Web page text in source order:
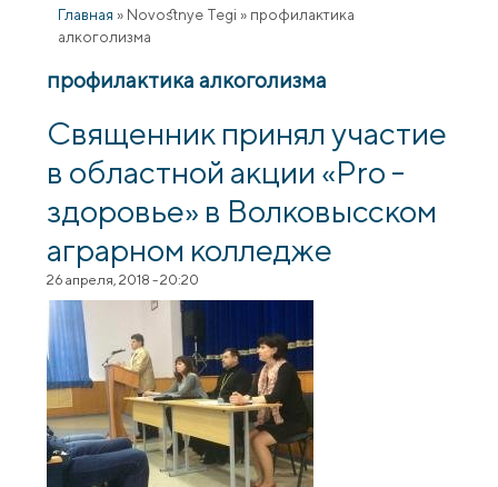
Главная » Novostnye Tegi » профилактика
алкоголизма
профилактика алкоголизма
Священник принял участие
в областной акции «Pro -
здоровье» в Волковысском
аграрном колледже
26 апреля, 2018 - 20:20